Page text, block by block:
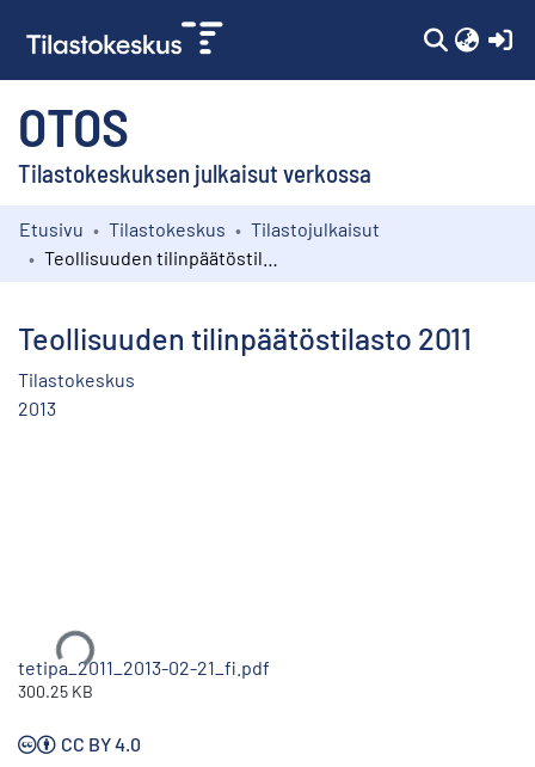
OTOS
Tilastokeskuksen julkaisut verkossa
Kokoelmat
Etusivu Tilastokeskus
Tilastojulkaisut
Teollisuuden tilinpäätöstilasto 2011
Tilastokeskus
2013
Ladataan...
tetipa_2011_2013-02-21_fi.pdf
300.25 KB
CC BY 4.0